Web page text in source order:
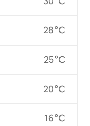
28 °C
25 °C
20 °C
16 °C